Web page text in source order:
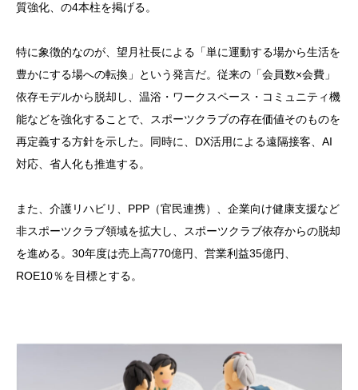
質強化、の4本柱を掲げる。
特に象徴的なのが、望月社長による「単に運動する場から生活を
豊かにする場への転換」という発言だ。従来の「会員数×会費」
依存モデルから脱却し、温浴・ワークスペース・コミュニティ機
能などを強化することで、スポーツクラブの存在価値そのものを
再定義する方針を示した。同時に、DX活用による遠隔接客、AI
対応、省人化も推進する。
また、介護リハビリ、PPP（官民連携）、企業向け健康支援など
非スポーツクラブ領域を拡大し、スポーツクラブ依存からの脱却
を進める。30年度は売上高770億円、営業利益35億円、
ROE10％を目標とする。